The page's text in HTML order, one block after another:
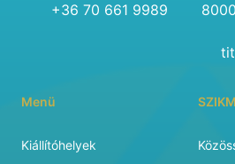
+36 70 661 9989
Menü
Kiállítóhelyek
SZIKM